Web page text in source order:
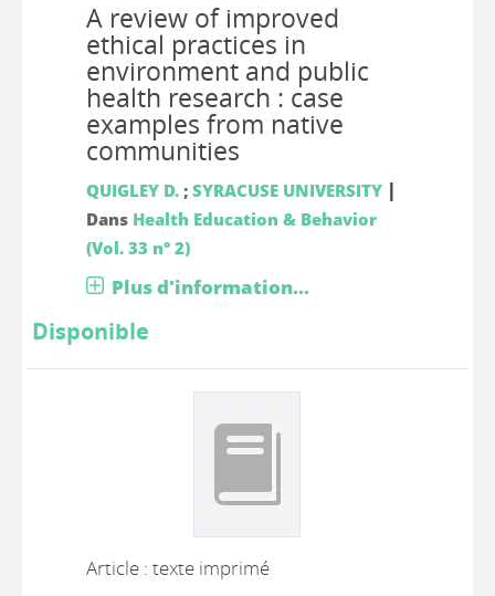
A review of improved
ethical practices in
environment and public
health research : case
examples from native
communities
QUIGLEY D.; SYRACUSE UNIVERSITY |
Dans Health Education & Behavior
(Vol. 33 n° 2)
Plus d'information...
Disponible
Article : texte imprimé